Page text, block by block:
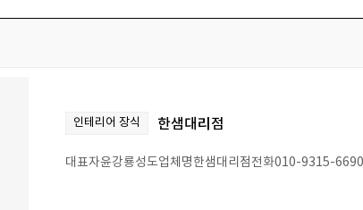
인테리어 장식 한샘대리점
대표자윤강룡성도업체명한샘대리점전화010-9315-